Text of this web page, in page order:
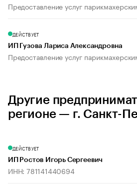
Предоставление услуг
ДЕЙСТВУЕТ
ИП Гузова Лариса Александровна
Предоставление услуг
Другие
регионе — г. Санкт-
ДЕЙСТВУЕТ
ИП Ростов Игорь Сергеевич
ИНН: 781141440694